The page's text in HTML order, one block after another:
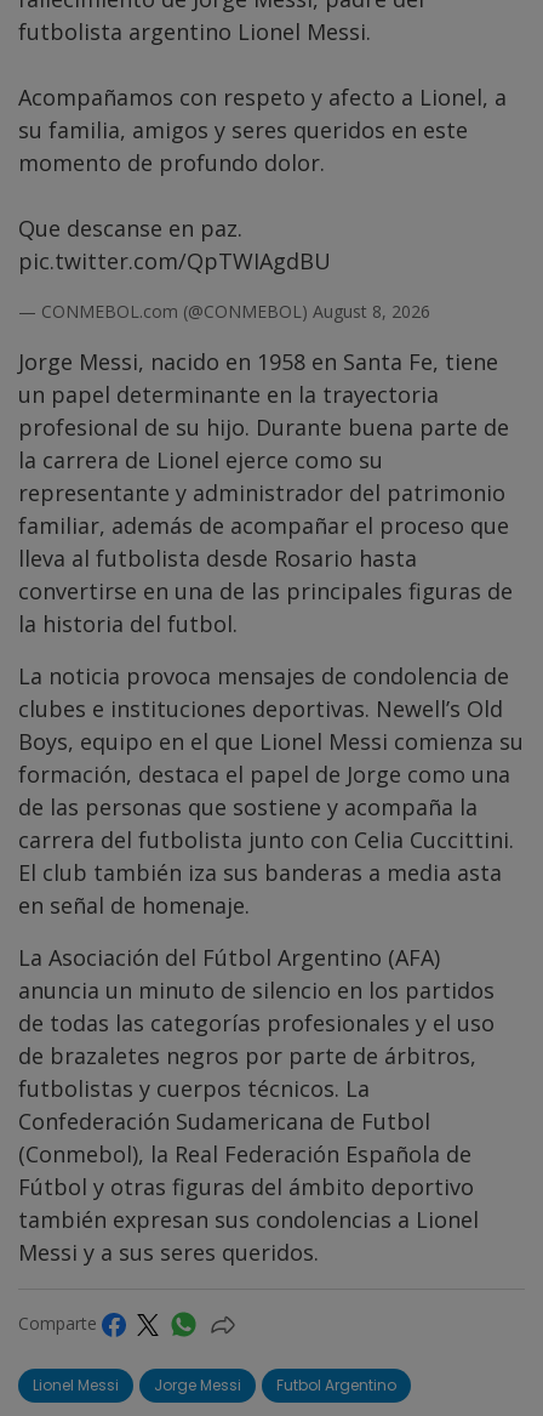
futbolista argentino Lionel Messi.
Acompañamos con respeto y afecto a Lionel, a
su familia, amigos y seres queridos en este
momento de profundo dolor.
Que descanse en paz.
pic.twitter.com/QpTWIAgdBU
— CONMEBOL.com (@CONMEBOL) August 8, 2026
Jorge Messi, nacido en 1958 en Santa Fe, tiene
un papel determinante en la trayectoria
profesional de su hijo. Durante buena parte de
la carrera de Lionel ejerce como su
representante y administrador del patrimonio
familiar, además de acompañar el proceso que
lleva al futbolista desde Rosario hasta
convertirse en una de las principales figuras de
la historia del futbol.
La noticia provoca mensajes de condolencia de
clubes e instituciones deportivas. Newell’s Old
Boys, equipo en el que Lionel Messi comienza su
formación, destaca el papel de Jorge como una
de las personas que sostiene y acompaña la
carrera del futbolista junto con Celia Cuccittini.
El club también iza sus banderas a media asta
en señal de homenaje.
La Asociación del Fútbol Argentino (AFA)
anuncia un minuto de silencio en los partidos
de todas las categorías profesionales y el uso
de brazaletes negros por parte de árbitros,
futbolistas y cuerpos técnicos. La
Confederación Sudamericana de Futbol
(Conmebol), la Real Federación Española de
Fútbol y otras figuras del ámbito deportivo
también expresan sus condolencias a Lionel
Messi y a sus seres queridos.
Comparte
Lionel Messi Jorge Messi Futbol Argentino